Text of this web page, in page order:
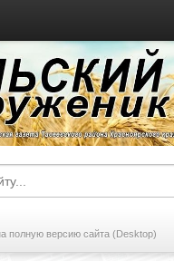
полную версию сайта (Desktop)